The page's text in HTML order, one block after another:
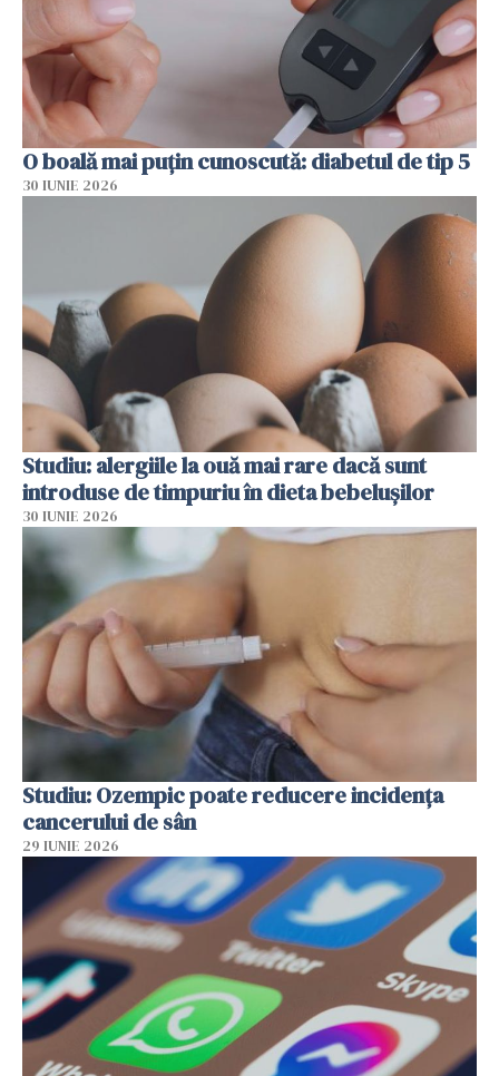
O boală mai puțin cunoscută: diabetul de tip 5
30 IUNIE 2026
Studiu: alergiile la ouă mai rare dacă sunt
introduse de timpuriu în dieta bebelușilor
30 IUNIE 2026
Studiu: Ozempic poate reducere incidența
cancerului de sân
29 IUNIE 2026